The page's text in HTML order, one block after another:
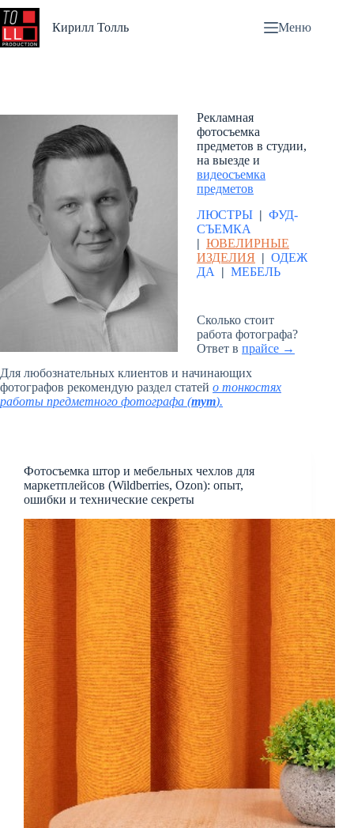
Перейти
к
Кирилл Толль Меню
Рекламная
фотосъемка
предметов в студии,
на выезде и
видеосъемка
предметов
ЛЮСТРЫ | ФУД-
СЪЕМКА
| ЮВЕЛИРНЫЕ
ИЗДЕЛИЯ | ОДЕЖ
ДА
| МЕБЕЛЬ
Сколько стоит
работа фотографа?
Ответ в прайсе →
Для любознательных клиентов и начинающих
фотографов рекомендую раздел статей о тонкостях
работы предметного фотографа (тут).
Фотосъемка штор и мебельных чехлов для
маркетплейсов (Wildberries, Ozon): опыт,
ошибки и технические секреты